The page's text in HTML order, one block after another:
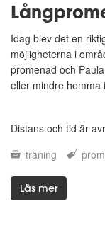
Idag blev det en
möjligheterna i
promenad och
eller mindre hemma
Distans och tid är
träning
Läs mer